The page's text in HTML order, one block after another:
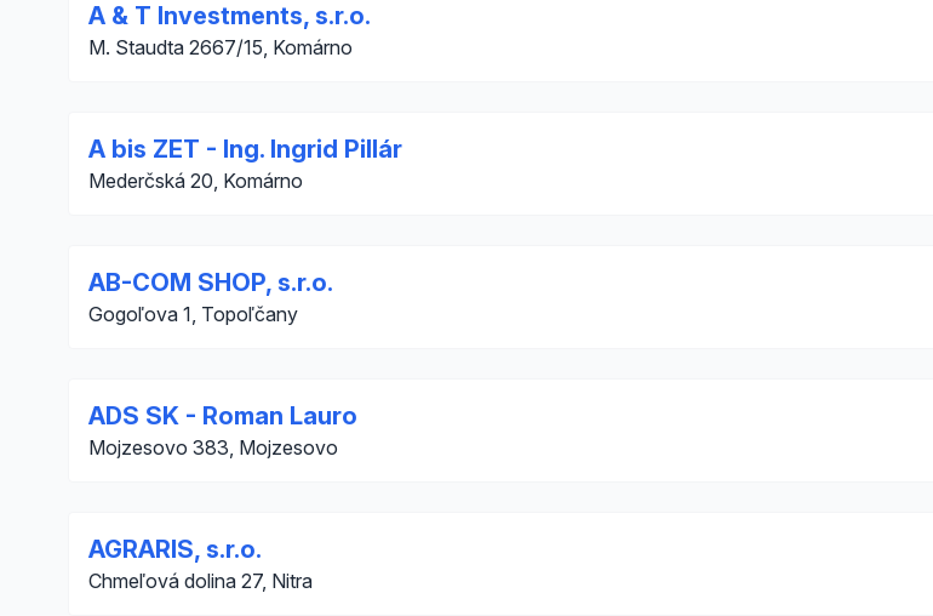
A & T Investments, s.r.o.
M. Staudta 2667/15, Komárno
A bis ZET - Ing. Ingrid Pillár
Mederčská 20, Komárno
AB-COM SHOP, s.r.o.
Gogoľova 1, Topoľčany
ADS SK - Roman Lauro
Mojzesovo 383, Mojzesovo
AGRARIS, s.r.o.
Chmeľová dolina 27, Nitra